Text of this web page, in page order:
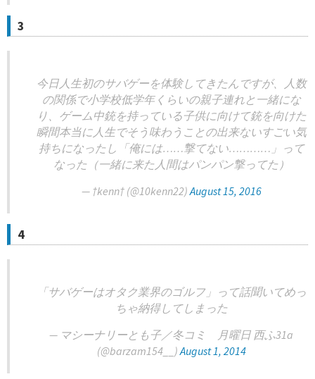
3
今日人生初のサバゲーを体験してきたんですが、人数
の関係で小学校低学年くらいの親子連れと一緒にな
り、ゲーム中銃を持っている子供に向けて銃を向けた
瞬間本当に人生でそう味わうことの出来ないすごい気
持ちになったし「俺には……撃てない…………」って
なった（一緒に来た人間はパンパン撃ってた）
— †kenn† (@10kenn22)August 15, 2016
4
「サバゲーはオタク業界のゴルフ」って話聞いてめっ
ちゃ納得してしまった
— マシーナリーとも子／冬コミ 月曜日 西ふ31a
(@barzam154__)August 1, 2014